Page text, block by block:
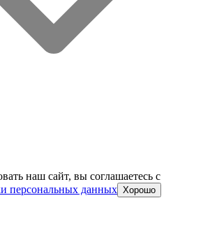
наш сайт, вы соглашаетесь c
персональных данных Хорошо